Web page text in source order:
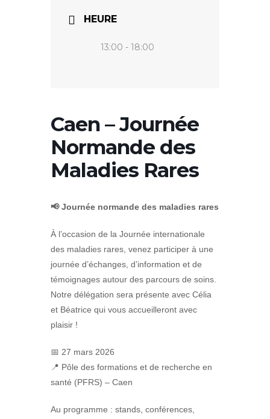
HEURE
13:00 - 18:00
Caen – Journée
Normande des
Maladies Rares
📢 Journée normande des maladies rares
À l’occasion de la Journée internationale
des maladies rares, venez participer à une
journée d’échanges, d’information et de
témoignages autour des parcours de soins.
Notre délégation sera présente avec Célia
et Béatrice qui vous accueilleront avec
plaisir !
📅 27 mars 2026
📍 Pôle des formations et de recherche en
santé (PFRS) – Caen
Au programme : stands, conférences,